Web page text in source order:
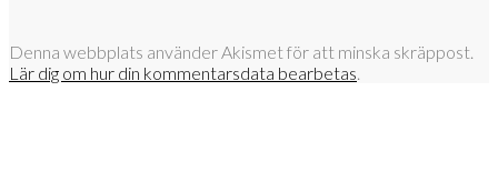
Denna webbplats använder Akismet för att minska skräppost.
Lär dig om hur din kommentarsdata bearbetas.